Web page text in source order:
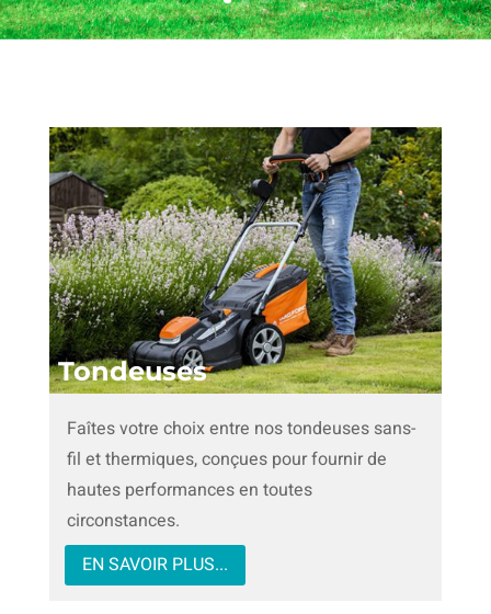
Tondeuses
Faîtes votre choix entre nos tondeuses sans-
fil et thermiques, conçues pour fournir de
hautes performances en toutes
circonstances.
EN SAVOIR PLUS...